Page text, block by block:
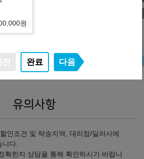
유의사항
인조건 및 탁송지역, 대리점/딜러사에
다.
확한지 상담을 통해 확인하시기 바랍니
원
완료 다음